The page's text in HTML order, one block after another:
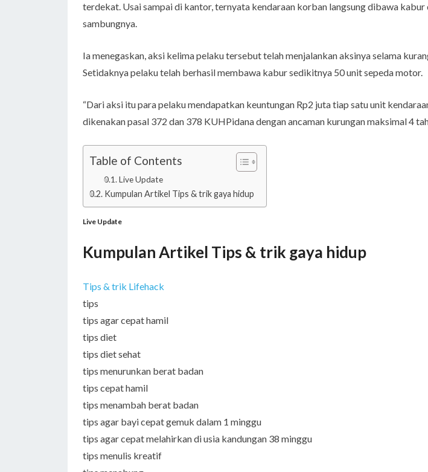
terdekat. Usai sampai di kantor, ternyata kendaraan korban langsung dibawa kabur
sambungnya.
Ia menegaskan, aksi kelima pelaku tersebut telah menjalankan aksinya selama
Setidaknya pelaku telah berhasil membawa kabur sedikitnya 50 unit sepeda motor.
“Dari aksi itu para pelaku mendapatkan keuntungan Rp2 juta tiap satu unit
dikenakan pasal 372 dan 378 KUHPidana dengan ancaman kurungan maksimal 4
Table of Contents
Live Update
Kumpulan Artikel Tips & trik gaya hidup
Live Update
Kumpulan Artikel Tips & trik gaya hidup
Tips & trik Lifehack
tips
tips agar cepat hamil
tips diet
tips diet sehat
tips menurunkan berat badan
tips cepat hamil
tips menambah berat badan
tips agar bayi cepat gemuk dalam 1 minggu
tips agar cepat melahirkan di usia kandungan 38 minggu
tips menulis kreatif